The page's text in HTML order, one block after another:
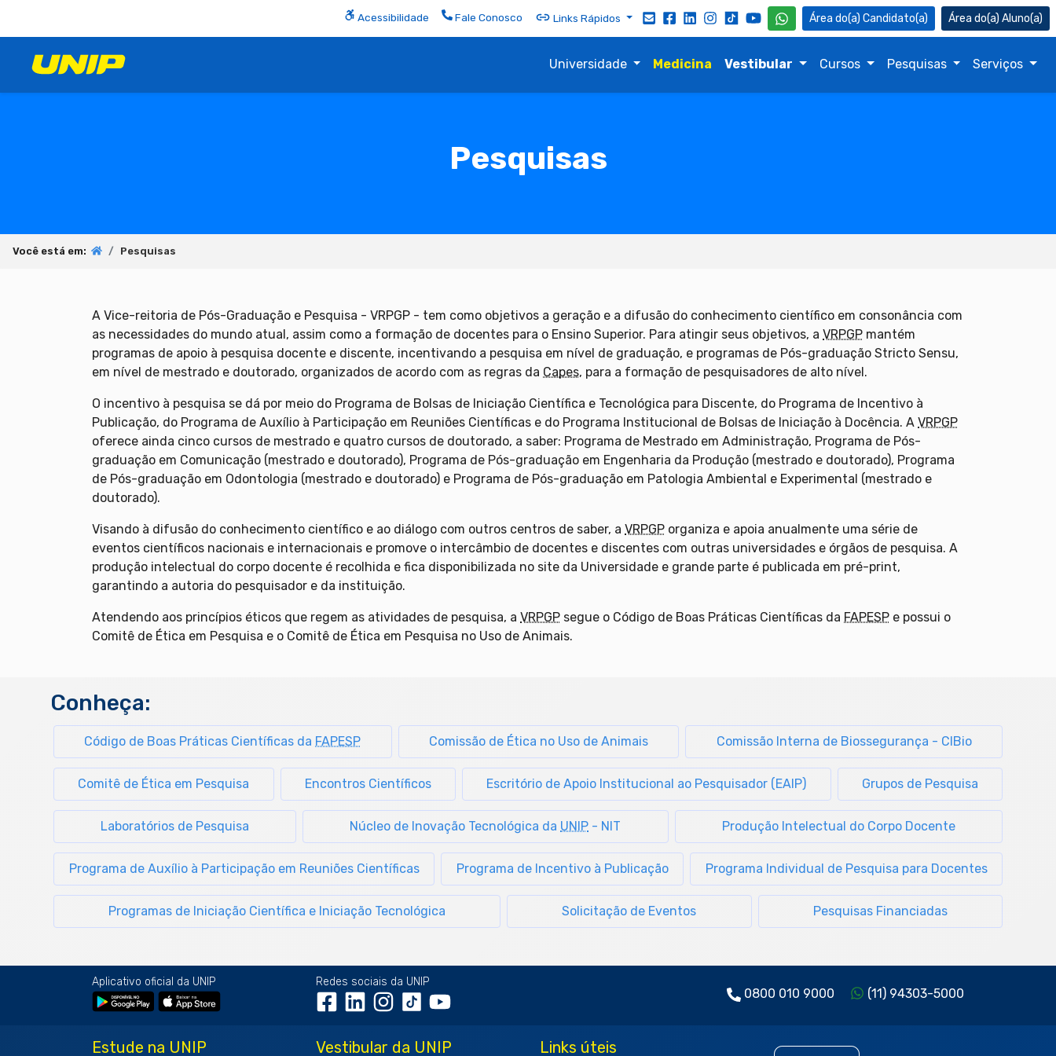
Acessibilidade Fale Conosco Links Rápidos Candidato(a) Aluno(a)
Universidade Medicina Vestibular Cursos Pesquisas Serviços
Pesquisas
Você está em: Pesquisas
A Vice-reitoria de Pós-Graduação e Pesquisa - VRPGP - tem como objetivos a geração e a difusão do conhecimento científico em consonância com
as necessidades do mundo atual, assim como a formação de docentes para o Ensino Superior. Para atingir seus objetivos, a VRPGP mantém
programas de apoio à pesquisa docente e discente, incentivando a pesquisa em nível de graduação, e programas de Pós-graduação Stricto Sensu,
em nível de mestrado e doutorado, organizados de acordo com as regras da Capes, para a formação de pesquisadores de alto nível.
O incentivo à pesquisa se dá por meio do Programa de Bolsas de Iniciação Científica e Tecnológica para Discente, do Programa de Incentivo à
Publicação, do Programa de Auxílio à Participação em Reuniões Científicas e do Programa Institucional de Bolsas de Iniciação à Docência. A VRPGP
oferece ainda cinco cursos de mestrado e quatro cursos de doutorado, a saber: Programa de Mestrado em Administração, Programa de Pós-
graduação em Comunicação (mestrado e doutorado), Programa de Pós-graduação em Engenharia da Produção (mestrado e doutorado), Programa
de Pós-graduação em Odontologia (mestrado e doutorado) e Programa de Pós-graduação em Patologia Ambiental e Experimental (mestrado e
doutorado).
Visando à difusão do conhecimento científico e ao diálogo com outros centros de saber, a VRPGP organiza e apoia anualmente uma série de
eventos científicos nacionais e internacionais e promove o intercâmbio de docentes e discentes com outras universidades e órgãos de pesquisa. A
produção intelectual do corpo docente é recolhida e fica disponibilizada no site da Universidade e grande parte é publicada em pré-print,
garantindo a autoria do pesquisador e da instituição.
Atendendo aos princípios éticos que regem as atividades de pesquisa, a VRPGP segue o Código de Boas Práticas Científicas da FAPESP e possui o
Comitê de Ética em Pesquisa e o Comitê de Ética em Pesquisa no Uso de Animais.
Conheça:
Código de Boas Práticas Científicas da FAPESP Comissão de Ética no Uso de Animais Comissão Interna de Biossegurança - CIBio
Comitê de Ética em Pesquisa Encontros Científicos Escritório de Apoio Institucional ao Pesquisador (EAIP) Grupos de Pesquisa
Laboratórios de Pesquisa Núcleo de Inovação Tecnológica da UNIP - NIT Produção Intelectual do Corpo Docente
Programa de Auxílio à Participação em Reuniões Científicas Programa de Incentivo à Publicação Programa Individual de Pesquisa para Docentes
Programas de Iniciação Científica e Iniciação Tecnológica Solicitação de Eventos Pesquisas Financiadas
Aplicativo oficial da UNIP Redes sociais da UNIP
0800 010 9000 (11) 94303-5000
Estude na UNIP Vestibular da UNIP Links úteis